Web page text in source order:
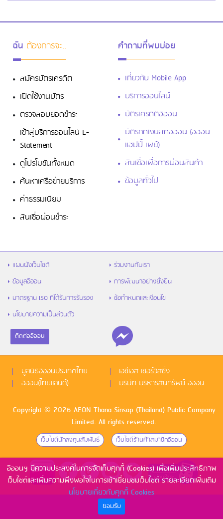
อิออนฯ มีความประสงค์ในการจัดเก็บคุกกี้ (Cookies) เพื่อเพิ่มประสิทธิภาพ
เว็บไซต์และเพิ่มความพึงพอใจในการเข้าเยี่ยมชมเว็บไซต์ รายละเอียดเพิ่มเติม
นโยบายเกี่ยวกับคุกกี้ Cookies
ยอมรับ
ฉัน ต้องการจะ..
สมัครบัตรเครดิต
เปิดใช้งานบัตร
ตรวจสอบยอดชำระ
เข้าสู่บริการออนไลน์ E-
Statement
ดูโปรโมชันทั้งหมด
ค้นหาเครือข่ายบริการ
ค่าธรรมเนียม
สินเชื่อผ่อนชำระ
คำถามที่พบบ่อย
เกี่ยวกับ Mobile App
บริการออนไลน์
บัตรเครดิตอิออน
บัตรกดเงินสดอิออน (อิออน
แฮปปี้ เพย์)
สินเชื่อเพื่อการผ่อนสินค้า
ข้อมูลทั่วไป
แผนผังเว็บไซต์
ร่วมงานกับเรา
ข้อมูลอิออน
การพัฒนาอย่างยั่งยืน
มาตรฐาน ISO ที่ได้รับการรับรอง
ข้อกำหนดและเงื่อนไข
นโยบายความเป็นส่วนตัว
ติดต่ออิออน
มูลนิธิอิออนประเทศไทย
เอซีเอส เซอร์วิสซิ่ง
อิออน(ไทยแลนด์)
บริษัท บริหารสินทรัพย์ อิออน
Copyright © 2026 AEON Thana Sinsap (Thailand) Public Company
Limited. All rights reserved.
เว็บไซด์นักลงทุนสัมพันธ์ เว็บไซด์ร้านค้าสมาชิกอิออน